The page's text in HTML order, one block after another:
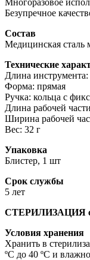
Безупречное
Состав
Медицинская сталь
Технические
Длина
Форма: прямая
Ручка: кольца с
Длина рабочей
Ширина рабочей
Вес: 32 г
Упаковка
Блистер, 1 шт
Срок службы
5 лет
СТЕРИЛИЗАЦИЯ
Условия хранения
Хранить в
ºС до 40 ºС и